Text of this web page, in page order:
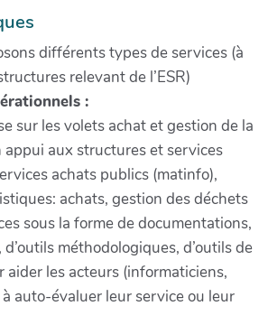
différents types de services (à
relevant de l’ESR)
:
sur les volets achat et gestion de la
appui aux structures et services
achats publics (matinfo),
achats, gestion des déchets
sous la forme de documentations,
méthodologiques, d’outils de
aider les acteurs (informaticiens,
auto-évaluer leur service ou leur